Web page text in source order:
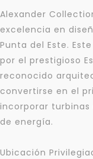
Alexander
excelencia en
Punta del Este.
por el prestigioso
reconocido
convertirse en el
incorporar
de energía.
Ubicación